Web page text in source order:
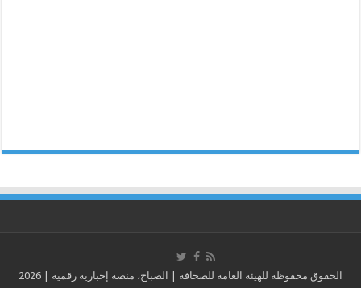
الحقوق محفوظة للهيئة العامة للصحافة | الصباح، منصة إخبارية رقمية | 2026